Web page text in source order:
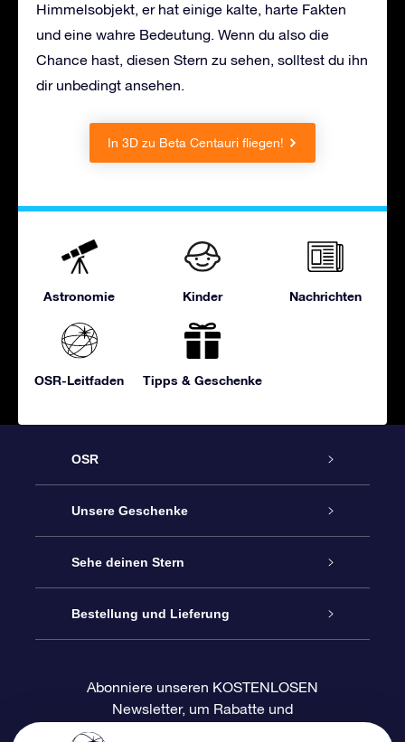
Himmelsobjekt, er hat einige kalte, harte Fakten
und eine wahre Bedeutung. Wenn du also die
Chance hast, diesen Stern zu sehen, solltest du ihn
dir unbedingt ansehen.
In 3D zu Beta Centauri fliegen!
Astronomie Kinder Nachrichten
OSR-Leitfaden Tipps & Geschenke
OSR
Service
Kontakt
Blog
Bewertungen
Unsere Geschenke
Sterne schenken
OSR-Geschenkpaket
OSR-Geschenkgutschein
Sehe deinen Stern
Sternregister
Personalisierte Sternseite
Bestellung und Lieferung
Zahlungsinformationen
Abonniere unseren KOSTENLOSEN
Newsletter, um Rabatte und